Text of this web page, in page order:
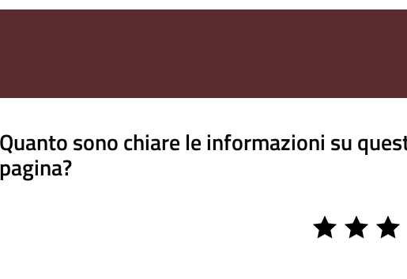
Quanto sono chiare le informazioni su
pagina?
3
stars
2
stars
1
stars